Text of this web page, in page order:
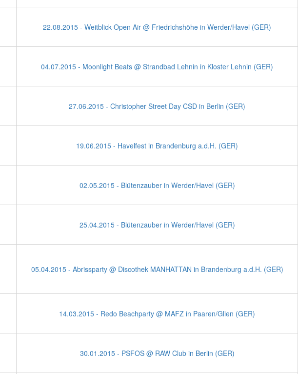
22.08.2015 - Weitblick Open Air @ Friedrichshöhe in Werder/Havel (GER)
04.07.2015 - Moonlight Beats @ Strandbad Lehnin in Kloster Lehnin (GER)
27.06.2015 - Christopher Street Day CSD in Berlin (GER)
19.06.2015 - Havelfest in Brandenburg a.d.H. (GER)
02.05.2015 - Blütenzauber in Werder/Havel (GER)
25.04.2015 - Blütenzauber in Werder/Havel (GER)
05.04.2015 - Abrissparty @ Discothek MANHATTAN in Brandenburg a.d.H. (GER)
14.03.2015 - Redo Beachparty @ MAFZ in Paaren/Glien (GER)
30.01.2015 - PSFOS @ RAW Club in Berlin (GER)